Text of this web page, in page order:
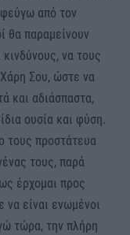
από τον
θα παραμείνουν
να τους
Σου, ώστε να
και αδιάσπαστα,
ουσία και φύση.
τους προστάτευα
τους, παρά
έρχομαι προς
να είναι ενωμένοι
τώρα, την πλήρη